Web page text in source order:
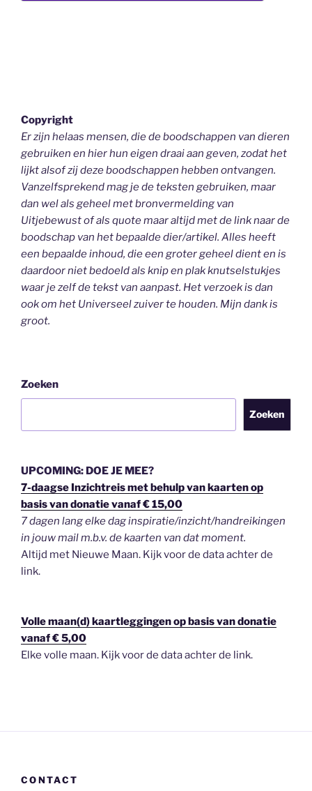
Copyright
Er zijn helaas mensen, die de boodschappen van dieren
gebruiken en hier hun eigen draai aan geven, zodat het
lijkt alsof zij deze boodschappen hebben ontvangen.
Vanzelfsprekend mag je de teksten gebruiken, maar
dan wel als geheelmet bronvermelding van
Uitjebewustof als quote maar altijd met de link naar de
boodschap van het bepaalde dier/artikel. Alles heeft
een bepaalde inhoud, die een groter geheel dient en is
daardoor niet bedoeld als knip en plak knutselstukjes
waar je zelf de tekst van aanpast. Het verzoek is dan
ook om het Universeel zuiver te houden. Mijn dank is
groot.
Zoeken
Zoeken
UPCOMING: DOE JE MEE?
7-daagse Inzichtreis met behulp van kaarten op
basis van donatie vanaf € 15,00
7 dagen lang elke dag inspiratie/inzicht/handreikingen
in jouw mail m.b.v. de kaarten van dat moment.
Altijd met Nieuwe Maan. Kijk voor de data achter de
link.
Volle maan(d) kaartleggingen op basis van donatie
vanaf € 5,00
Elke volle maan. Kijk voor de data achter de link.
CONTACT